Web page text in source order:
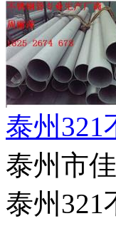
泰州321
泰州市
泰州321